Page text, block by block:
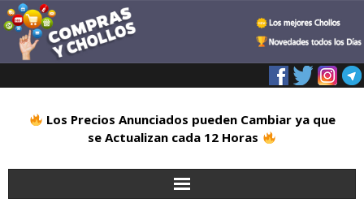
Los Precios Anunciados pueden Cambiar ya que
se Actualizan cada 12 Horas